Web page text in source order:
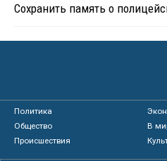
Сохранить память о
Политика
Общество
В
Происшествия